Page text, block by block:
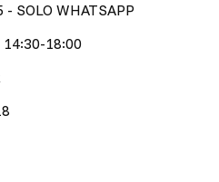
SOLO WHATSAPP
14:30-18:00